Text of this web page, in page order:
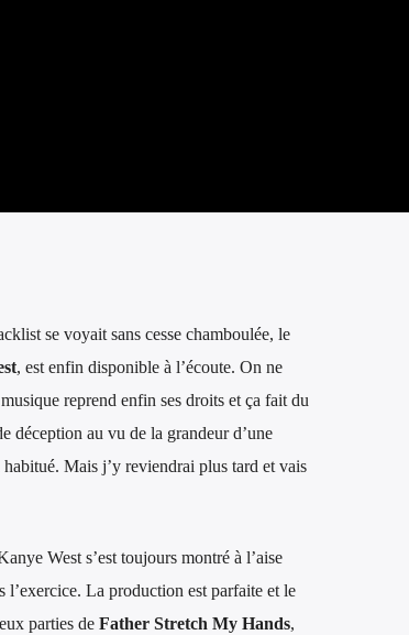
se voyait sans cesse chamboulée, le
, est enfin disponible à l’écoute. On ne
reprend enfin ses droits et ça fait du
déception au vu de la grandeur d’une
Mais j’y reviendrai plus tard et vais
West s’est toujours montré à l’aise
l’exercice. La production est parfaite et le
parties de Father Stretch My Hands,